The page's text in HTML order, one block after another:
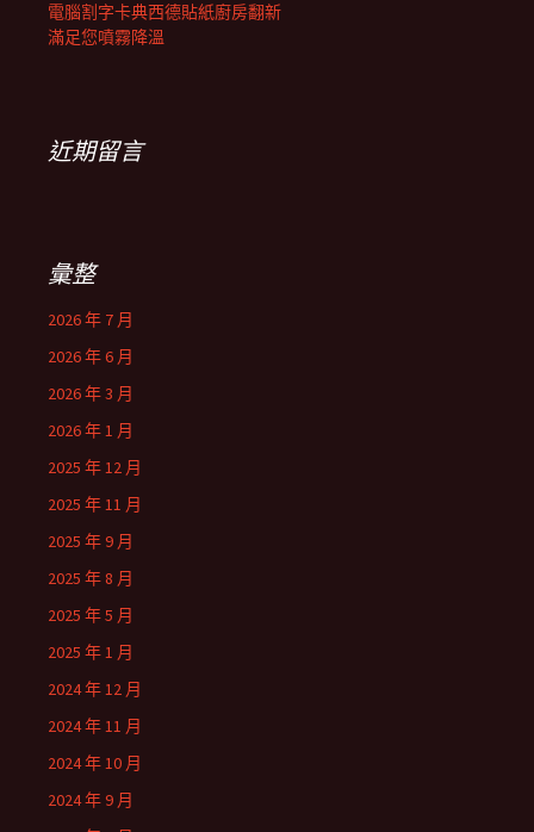
電腦割字卡典西德貼紙廚房翻新
滿足您噴霧降溫
近期留言
彙整
2026 年 7 月
2026 年 6 月
2026 年 3 月
2026 年 1 月
2025 年 12 月
2025 年 11 月
2025 年 9 月
2025 年 8 月
2025 年 5 月
2025 年 1 月
2024 年 12 月
2024 年 11 月
2024 年 10 月
2024 年 9 月